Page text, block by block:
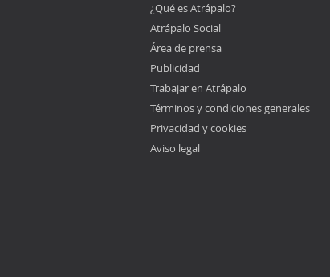
¿Qué es Atrápalo?
Atrápalo Social
Área de prensa
Publicidad
Trabajar en Atrápalo
Términos y condiciones generales
Privacidad y cookies
Aviso legal